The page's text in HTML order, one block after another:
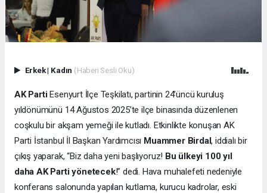
Erkek| Kadın (Haberi Sesli Oku)
AK PartiEsenyurt İlçe Teşkilatı, partinin 24’üncü kuruluş
yıldönümünü 14 Ağustos 2025’te ilçe binasında düzenlenen
coşkulu bir akşam yemeği ile kutladı. Etkinlikte konuşan AK
Parti İstanbul İl Başkan Yardımcısı Muammer Birdal, iddialı bir
çıkış yaparak, “Biz daha yeni başlıyoruz! Bu ülkeyi 100 yıl
daha AK Parti yönetecek!” dedi. Hava muhalefeti nedeniyle
konferans salonunda yapılan kutlama, kurucu kadrolar, eski